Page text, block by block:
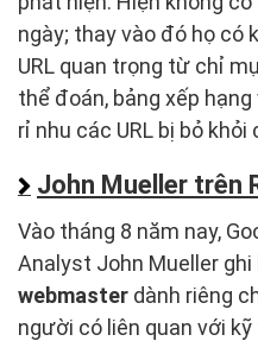
ngày; thay vào đó họ có
URL quan trọng từ chỉ
thể đoán, bảng xếp
rỉ nhu các URL bị bỏ
John Mueller trên
Vào tháng 8 năm nay,
Analyst John Mueller
webmaster dành riêng
người có liên quan với kỹ